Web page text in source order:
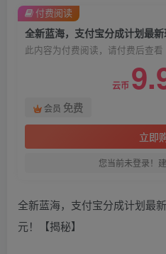
此内容为付费阅读，请付费后查看
云币
会员 免费
立即
您当前未登录！
付费阅读
全新蓝海，支付宝分成计划最
元！【揭秘】